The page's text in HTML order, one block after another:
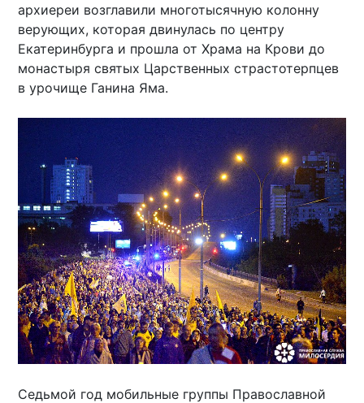
архиереи возглавили многотысячную колонну
верующих, которая двинулась по центру
Екатеринбурга и прошла от Храма на Крови до
монастыря святых Царственных страстотерпцев
в урочище Ганина Яма.
Седьмой год мобильные группы Православной